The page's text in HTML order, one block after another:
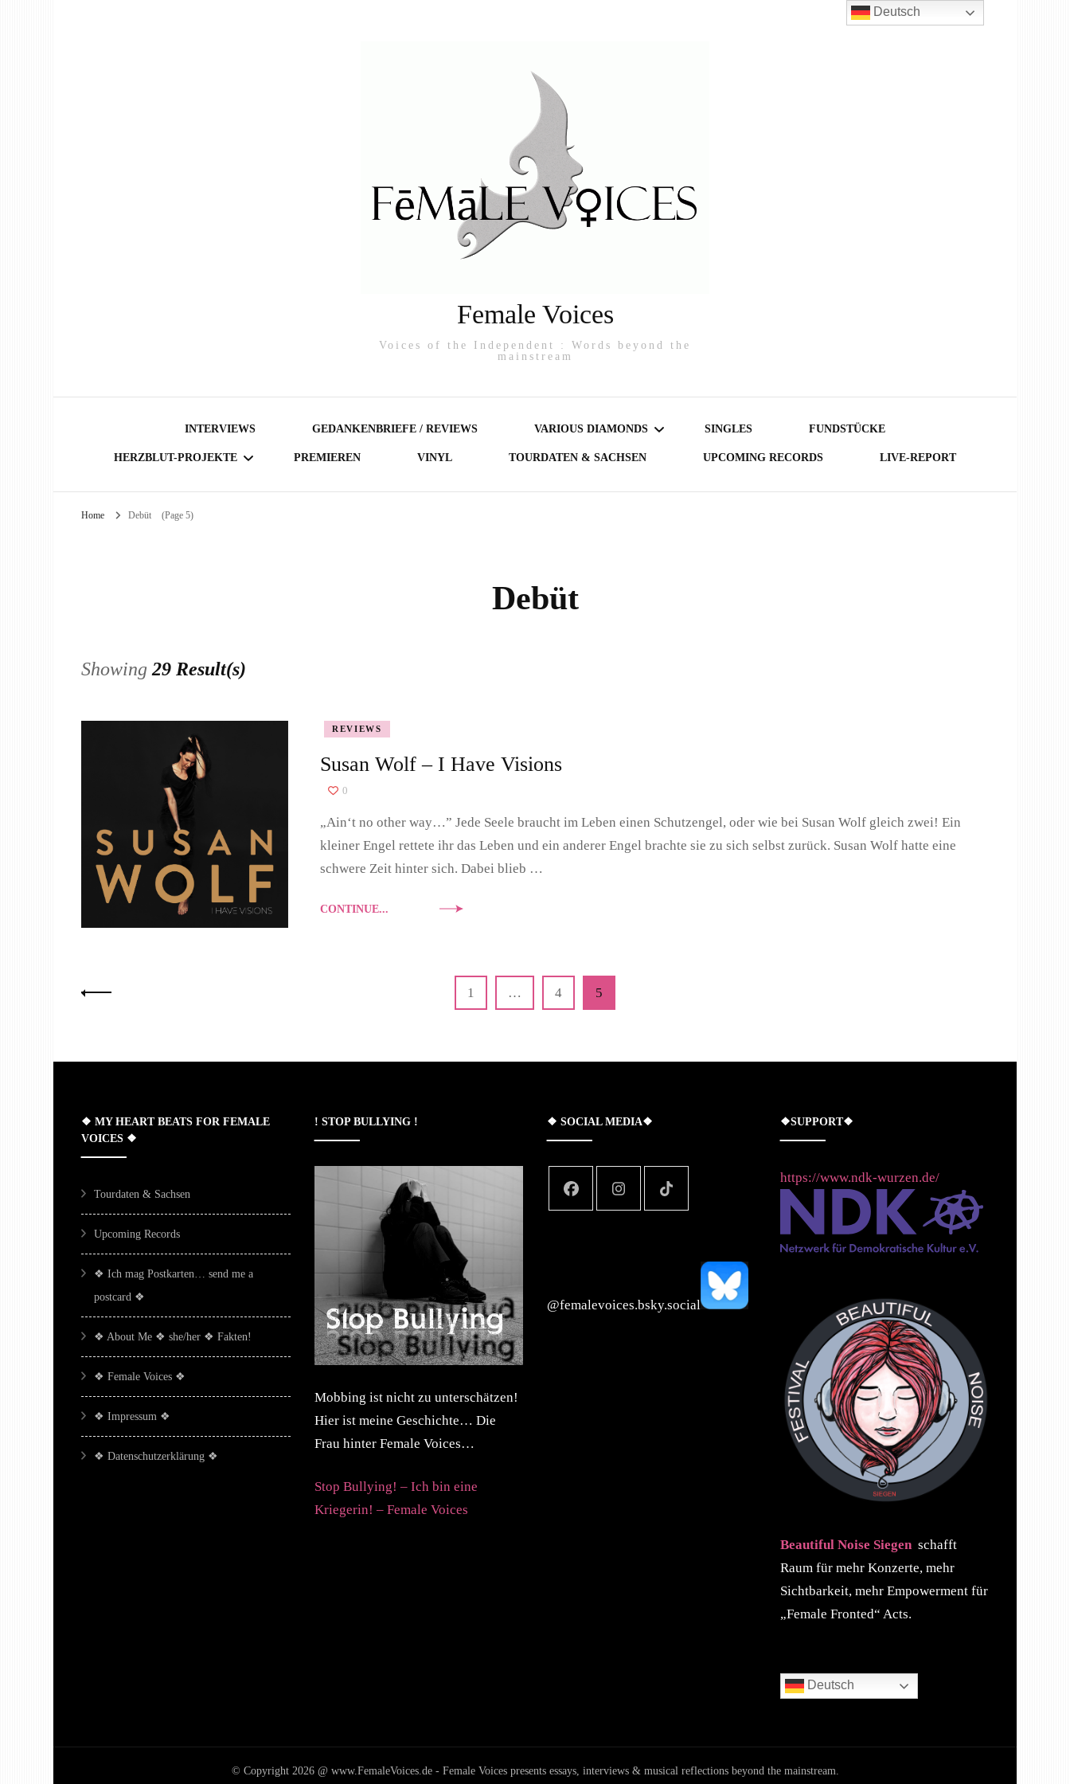
Female Voices
Voices of the Independent : Words beyond the
mainstream
INTERVIEWS GEDANKENBRIEFE / REVIEWS VARIOUS DIAMONDS
PORTRAIT
SINGLES FUNDSTÜCKE
HERZBLUT-PROJEKTE PREMIEREN VINYL TOURDATEN & SACHSEN UPCOMING RECORDS LIVE-REPORT
Home Debüt (Page 5)
Debüt
Showing29 Result(s)
REVIEWS
Susan Wolf – I Have Visions
0
„Ain‘t no other way…” Jede Seele braucht im Leben einen Schutzengel, oder wie bei Susan Wolf gleich zwei! Ein
kleiner Engel rettete ihr das Leben und ein anderer Engel brachte sie zu sich selbst zurück. Susan Wolf hatte eine
schwere Zeit hinter sich. Dabei blieb …
CONTINUE...
Seitennummerierung
Page
1 … Page
4 Page
5
❖ MY HEART BEATS FOR FEMALE
VOICES ❖
Tourdaten & Sachsen
Upcoming Records
❖ Ich mag Postkarten… send me a
postcard ❖
❖ About Me ❖ she/her ❖ Fakten!
❖ Female Voices ❖
❖ Impressum ❖
❖ Datenschutzerklärung ❖
! STOP BULLYING !
Mobbing ist nicht zu unterschätzen!
Hier ist meine Geschichte… Die
Frau hinter Female Voices…
Stop Bullying! – Ich bin eine
Kriegerin! – Female Voices
❖ SOCIAL MEDIA❖
‪@femalevoices.bsky.social‬
❖SUPPORT❖
https://www.ndk-wurzen.de/
Beautiful Noise Siegen schafft
Raum für mehr Konzerte, mehr
Sichtbarkeit, mehr Empowerment für
„Female Fronted“ Acts.
Deutsch
© Copyright 2026 @ www.FemaleVoices.de - Female Voices presents essays, interviews & musical reflections beyond the mainstream.
Deutsch